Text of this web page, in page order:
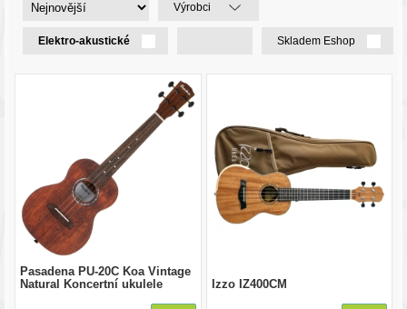
Zvuk&Studio
Výrobci
Elektro-akustické Skladem Eshop
Pasadena PU-20C Koa Vintage
Natural Koncertní ukulele
Izzo IZ400CM